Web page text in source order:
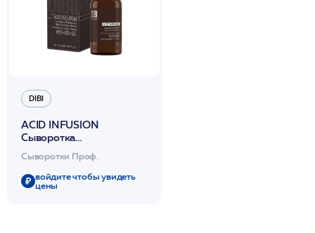
DIBI
ACID INFUSION
Сыворотка
биоактивирующая с
чистой феруловой
кислотой и ретинолом 30
мл /DIBI
Сыворотки Проф.
войдите чтобы увидеть
цены